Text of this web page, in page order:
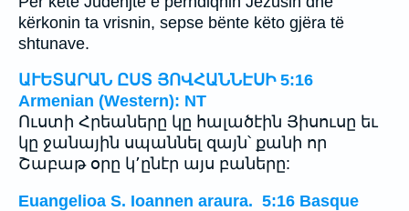
kërkonin ta vrisnin, sepse bënte këto gjëra të
shtunave.
ԱՒԵՏԱՐԱՆ ԸՍՏ ՅՈՎՀԱՆՆԷՍԻ 5:16
Armenian (Western): NT
Ուստի Հրեաները կը հալածէին Յիսուսը եւ
կը ջանային սպաննել զայն՝ քանի որ
Շաբաթ օրը կ՚ընէր այս բաները:
Euangelioa S. Ioannen araura. 5:16 Basque